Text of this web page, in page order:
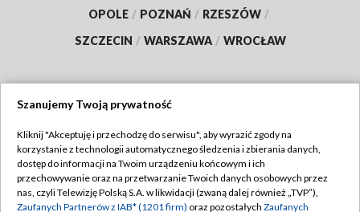
OPOLE / POZNAŃ / RZESZÓW /
SZCZECIN / WARSZAWA / WROCŁAW
TVP
Abonament TVP
Emisja w TVP
Regulamin TVP
Polityka prywatności
Szanujemy Twoją prywatność
Kliknij "Akceptuję i przechodzę do serwisu", aby wyrazić zgody na
korzystanie z technologii automatycznego śledzenia i zbierania danych,
dostęp do informacji na Twoim urządzeniu końcowym i ich
przechowywanie oraz na przetwarzanie Twoich danych osobowych przez
nas, czyli Telewizję Polską S.A. w likwidacji (zwaną dalej również „TVP”),
Zaufanych Partnerów z IAB* (1201 firm) oraz pozostałych Zaufanych